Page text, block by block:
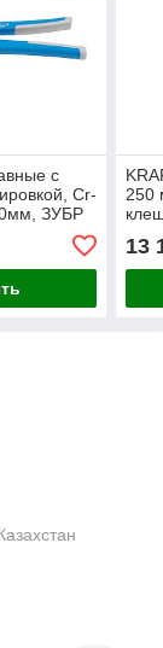
с
Cr-
ЗУБР
250
13